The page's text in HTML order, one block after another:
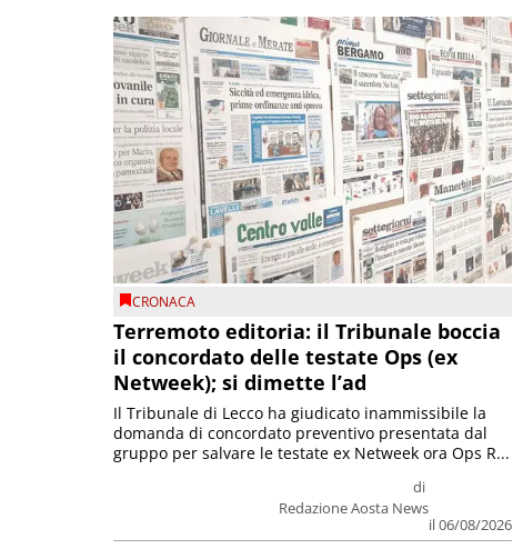
CRONACA
Terremoto editoria: il Tribunale boccia
il concordato delle testate Ops (ex
Netweek); si dimette l’ad
di
Redazione Aosta News
il 06/08/2026
Il Tribunale di Lecco ha giudicato inammissibile la
domanda di concordato preventivo presentata dal
gruppo per salvare le testate ex Netweek ora Ops R...